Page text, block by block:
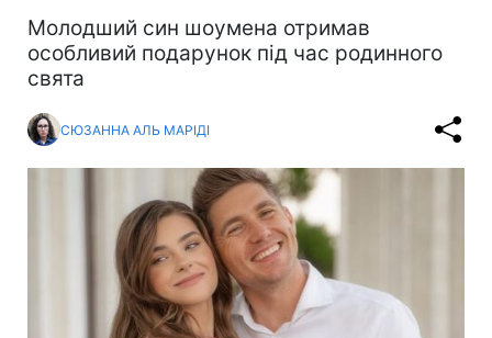
Молодший син шоумена отримав
особливий подарунок під час родинного
свята
СЮЗАННА АЛЬ МАРІДІ